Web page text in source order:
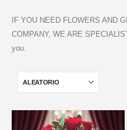
IF YOU NEED FLOWERS AND
COMPANY, WE ARE
you.